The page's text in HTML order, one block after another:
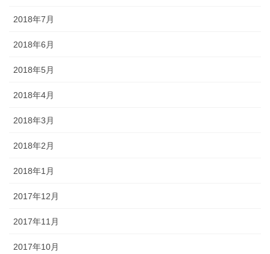
2018年7月
2018年6月
2018年5月
2018年4月
2018年3月
2018年2月
2018年1月
2017年12月
2017年11月
2017年10月